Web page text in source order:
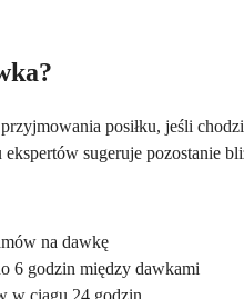
posiłku, jeśli
sugeruje pozostanie
na dawkę
6 godzin między dawkami